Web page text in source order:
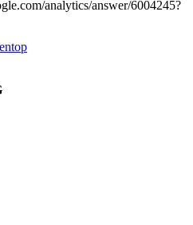
analytics/answer/6004245?
top